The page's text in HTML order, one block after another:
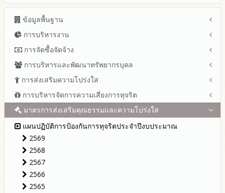
ข้อมูลพื้นฐาน
โครงสร้าง หน้าที่และอำนาจ
ข้อมูลผู้บริหาร
ข้อมูลการติดต่อและ ช่องทางการสอบถาม
นโยบายคุ้มครองข้อมูลส่วนบุคคล
ข่าวประชาสัมพันธ์
ข่าวสารพัฒนาสำนักงานเกี่ยวข้องกับแนวทางส่งเสริมความ
โปร่งใส
การบริหารงาน
แผนยุทธศาสตร์หรือแผนพัฒนาสำนักงานเขตพื้นที่การศึกษา
แผนและความก้าวหน้าในการดำเนินงานและการใช้งบประมาณ
ปีงบประมาณ 2569
ปีงบประมาณ 2568
ปีงบประมาณ 2567
ปีงบประมาณ 2566
ปีงบประมาณ 2565
รายงานผลการดำเนินงานประจำปี
การจัดซื้อจัดจ้าง
สรุปผลการจัดซื้อจัดจ้างหรือการจัดหาพัสดุรายเดือน ประจำ
ปีงบประมาณ พ.ศ.2569(แบบ สขร.1)
พื้นที่การศึกษาประจำปีงบประมาณ พ.ศ. 2568
รายการการจัดซื้อจัดจ้างหรือการจัดหาพัสดุและความก้าวหน้าการ
จัดซื้อจัดจ้างหรือการจัดหาพัสดุประจำปีงบประมาณ พ.ศ.2568
รายงานผลการจัดซื้อจัดจ้างหรือการจัดหาพัสดุประจำปีงบประมาณ
พ.ศ.2567
ประกาศต่างๆ เกี่ยวกับการจัดซื้อจัดจ้างหรือการจัดหาพัสดุ
แผนการจัดซื้อจัดจ้างหรือแผนการจัดหาพัสดุ
การบริหารและพัฒนาทรัพยากรบุคล
หลักเกณฑ์และแผนการบริหารและพัฒนาทรัพยากรบุคลล ประจำ
ปีงบประมาณ พ.ศ.2569
รายงานผลการบริหารและพัฒนาทรัพยากรบุคคลประจำ
ปีงบประมาณ
ประมวลจริยธรรมและการขับเคลื่อนจริยธรรม
การส่งเสริมความโปร่งใส
แนวปฏิบัติการจัดการเรื่องร้องเรียนการทุจริตและประพฤติมิชอบ
ช่องทางแจ้งเรื่องร้องเรียนการทุจริตและประพฤติมิชอบ
ข้อมูลสถิติเรื่องร้องเรียนการทุจริตและประพฤติมิชอบ ประจำ
ปีงบประมาณ
การเปิดโอกาสให้มีส่วนร่วมในการดำเนินงานปีงบประมาณ
การบริหารจัดการความเสี่ยงการทุจริต
การขับเคลื่อนนโยบาย No Gift Policy จากการปฏิบัติหน้าที่ และ
การเสริมสร้างความรู้เกี่ยวกับหลักเกณฑ์การรับ ทรัพย์สินหรือประ
โปยชน์อื่นใดโดยธรรมจรรยาของเจ้าพนักงานของรัฐ
การประเมินความเสี่ยง ในสำนักงานเขตพื้นที่การศึกษา ประจำ
ปีงบประมาณ
รายงานผลการดำเนินการตามแผนบริหารจัดการความเสี่ยงการ
ทุจริตของสำนักงานเขตพื้นที่การศึกษา ประจำงบประมาณ
มาตรการส่งเสริมคุณธรรมและความโปร่งใส
แผนปฏิบัติการป้องกันการทุจริตประจำปีงบประมาณ
2569
2568
2567
2566
2565